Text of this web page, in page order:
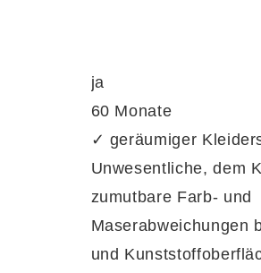
möchten.
erhältlich.
der Soft-Abstoppung und
Nachttisch misstca. 60 x 49 x
ja
60 Monate
✓ geräumiger
Unwesentliche, dem
zumutbare Farb- und
Maserabweichungen
und